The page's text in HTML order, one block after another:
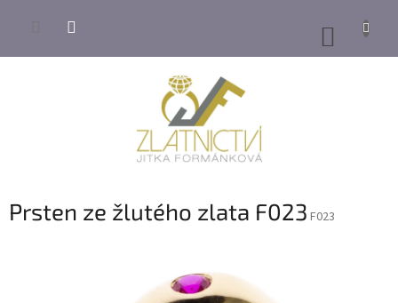
KOŠÍK
Prsten ze žlutého zlata F023 F023